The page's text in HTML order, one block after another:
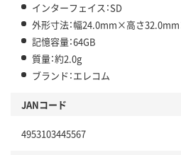
インターフェイス：SD
外形寸法：幅24.0mm×高さ
記憶容量：64GB
質量：約2.0g
ブランド：エレコム
JANコード
4953103445567